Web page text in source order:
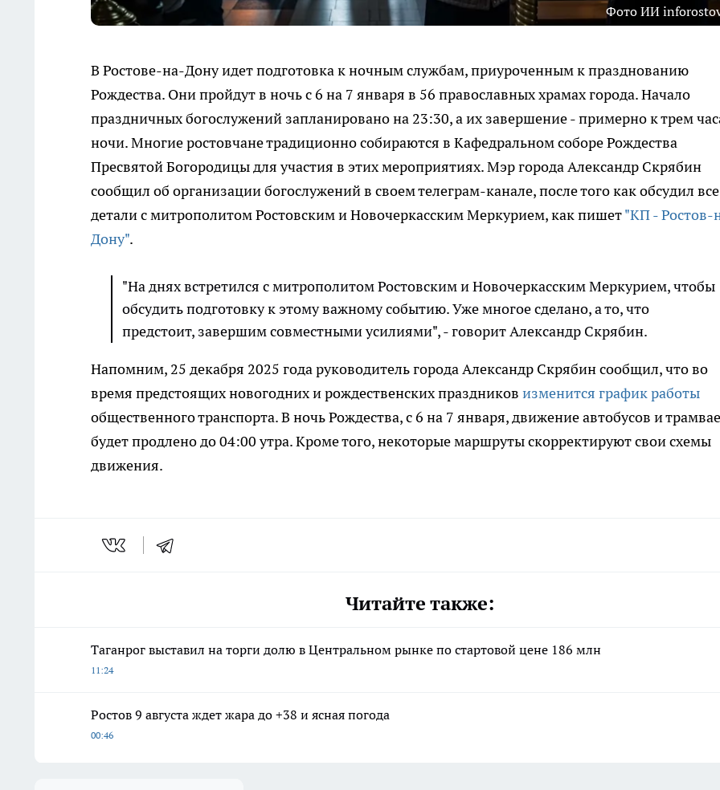
Фото ИИ
В Ростове-на-Дону идет подготовка к ночным службам, приуроченным к празднованию
Рождества. Они пройдут в ночь с 6 на 7 января в 56 православных храмах города. Начало
праздничных богослужений запланировано на 23:30, а их завершение - примерно к трем
ночи. Многие ростовчане традиционно собираются в Кафедральном соборе Рождества
Пресвятой Богородицы для участия в этих мероприятиях. Мэр города Александр Скрябин
сообщил об организации богослужений в своем телеграм-канале, после того как обсудил все
детали с митрополитом Ростовским и Новочеркасским Меркурием, как пишет"КП - Ростов-
Дону".
"На днях встретился с митрополитом Ростовским и Новочеркасским Меркурием, чтобы
обсудить подготовку к этому важному событию. Уже многое сделано, а то, что
предстоит, завершим совместными усилиями", - говорит Александр Скрябин.
Напомним, 25 декабря 2025 года руководитель города Александр Скрябин сообщил, что во
время предстоящих новогодних и рождественских праздников изменится график работы
общественного транспорта. В ночь Рождества, с 6 на 7 января, движение автобусов и
будет продлено до 04:00 утра. Кроме того, некоторые маршруты скорректируют свои схемы
движения.
Читайте также:
Таганрог выставил на торги долю в Центральном рынке по стартовой цене 186 млн
11:24
Ростов 9 августа ждет жара до +38 и ясная погода
00:46